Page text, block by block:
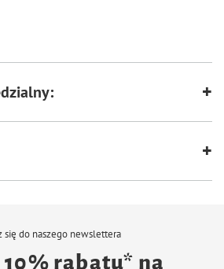
zioła, oleje i tłuszcze
3%, włókno surowe 14,5%, popiół surowy
się do naszego newslettera
rabatu* na